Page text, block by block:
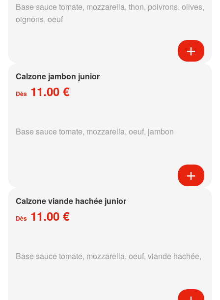
Base sauce tomate, mozzarella, thon, poivrons, olives,
oignons, oeuf
Calzone jambon junior
Dès 11.00 €
Base sauce tomate, mozzarella, oeuf, jambon
Calzone viande hachée junior
Dès 11.00 €
Base sauce tomate, mozzarella, oeuf, viande hachée,